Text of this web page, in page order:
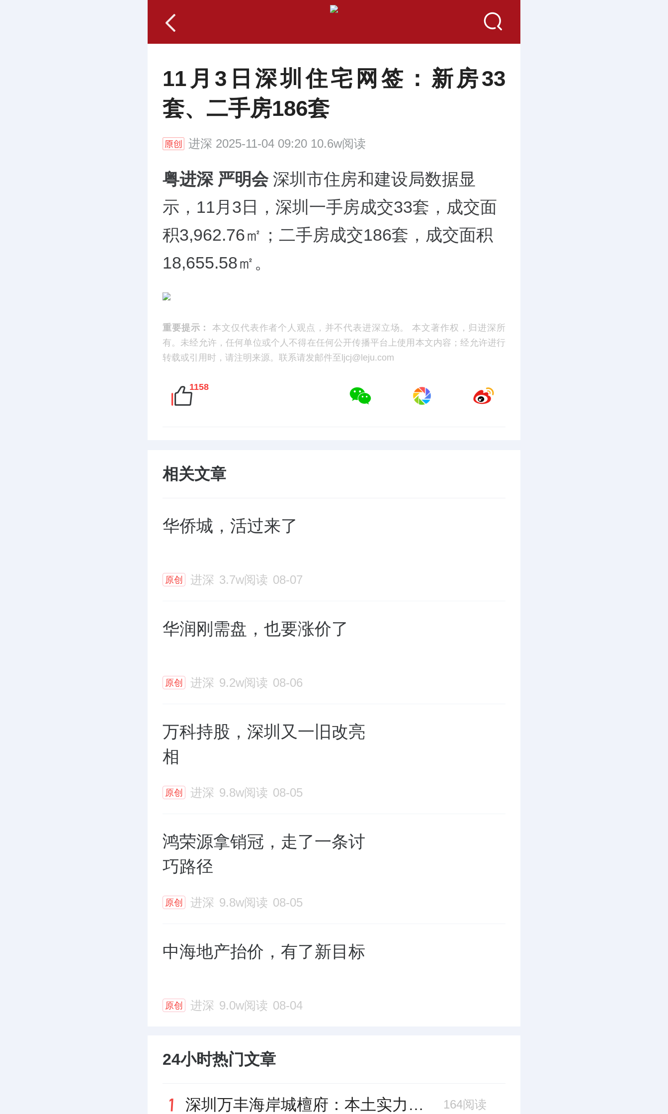
11月3日深圳住宅网签：新房33
套、二手房186套
进深 2025-11-04 09:20 10.6w阅读
粤进深 严明会深圳市住房和建设局数据显
示，11月3日，深圳一手房成交33套，成交面
积3,962.76㎡；二手房成交186套，成交面积
18,655.58㎡。
重要提示：
本文仅代表作者个人观点，并不代表进深立场。 本文著作权，归进深所
有。未经允许，任何单位或个人不得在任何公开传播平台上使用本文内容；经允许进行
转载或引用时，请注明来源。联系请发邮件至ljcj@leju.com
1158
相关文章
华侨城，活过来了
原创 进深 3.7w阅读 08-07
华润刚需盘，也要涨价了
原创 进深 9.2w阅读 08-06
万科持股，深圳又一旧改亮
相
原创 进深 9.8w阅读 08-05
鸿荣源拿销冠，走了一条讨
巧路径
原创 进深 9.8w阅读 08-05
中海地产抬价，有了新目标
原创 进深 9.0w阅读 08-04
24小时热门文章
深圳万丰海岸城檀府：本土实力派开发商，如何以口碑与兑现力领跑宝安改善市场？ 164阅读